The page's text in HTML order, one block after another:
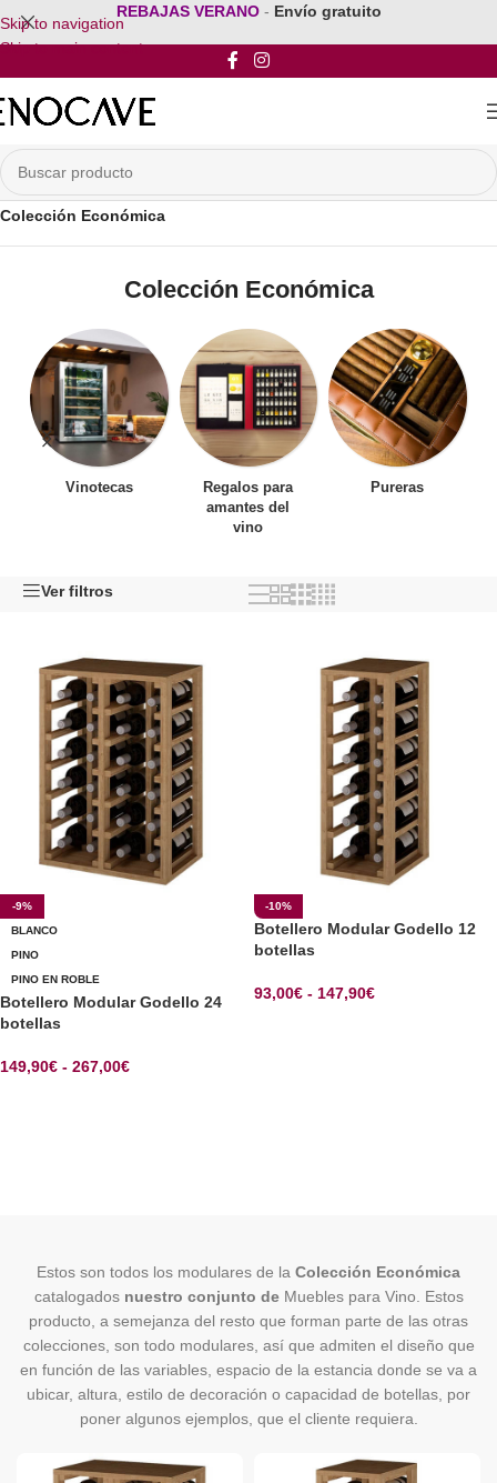
Skip to navigation
Skip to main content
REBAJAS VERANO - Envío gratuito
Inicio/Mobiliario para vinos/Muebles para Vinos/
Colección Económica
Colección Económica
Vinotecas
Regalos para
amantes del
vino
Pureras
Ver filtros
-9%
BLANCO
PINO
PINO EN ROBLE
Botellero Modular Godello 24
botellas
149,90€ - 267,00€
-10%
Botellero Modular Godello 12
botellas
93,00€ - 147,90€
Estos son todos los modulares de la Colección Económica
catalogados nuestro conjunto deMuebles para Vino. Estos
producto, a semejanza del resto que forman parte de las otras
colecciones, son todo modulares, así que admiten el diseño que
en función de las variables, espacio de la estancia donde se va a
ubicar, altura, estilo de decoración o capacidad de botellas, por
poner algunos ejemplos, que el cliente requiera.